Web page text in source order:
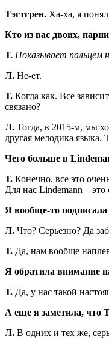
Тэгтгрен. Ха-ха, я
Кто из вас двоих,
Т. Показывает пальцем
Л. Не-ет.
Т. Когда как. Все
связано?
Л. Тогда, в 2015-м, мы
другая мелодика языка.
Чего больше в
Т. Конечно, все это
Для нас Lindemann –
Я вообще-то
Л. Что? Серьезно? Да
Т. Да, нам вообще
Я обратила внимание
Т. Да, у нас такой
А еще я заметила, что
Л. В одних и тех же,